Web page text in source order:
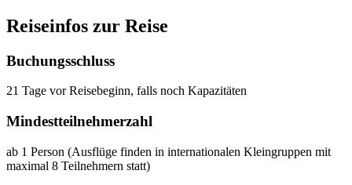
Reiseinfos zur Reise
Buchungsschluss
21 Tage vor Reisebeginn, falls noch Kapazitäten
Mindestteilnehmerzahl
ab 1 Person (Ausflüge finden in internationalen Kleingruppen mit
maximal 8 Teilnehmern statt)